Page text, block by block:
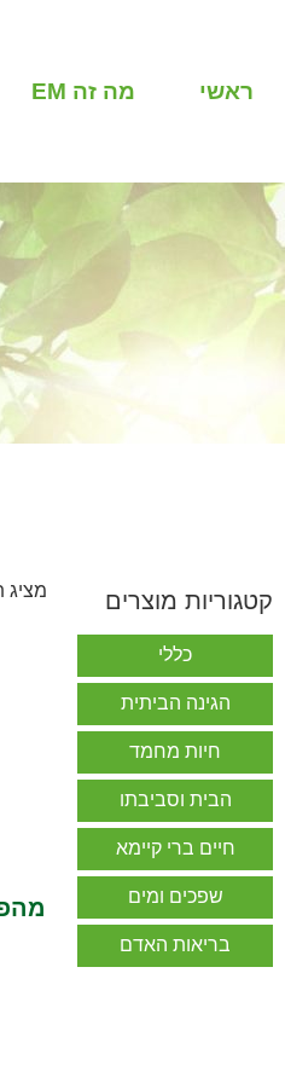
ראשי מה זה EM
קטגוריות מוצרים
כללי
הגינה הביתית
חיות מחמד
הבית וסביבתו
חיים ברי קיימא
שפכים ומים
בריאות האדם